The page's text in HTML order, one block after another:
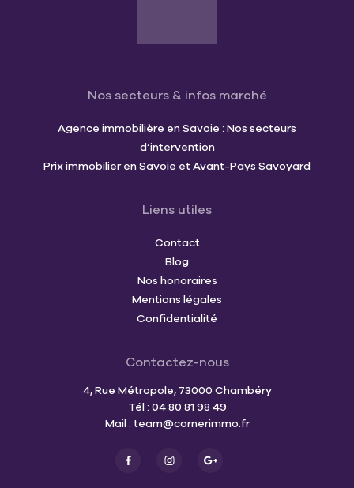
Nos secteurs & infos marché
Agence immobilière en Savoie : Nos secteurs
d’intervention
Prix immobilier en Savoie et Avant-Pays Savoyard
Liens utiles
Contact
Blog
Nos honoraires
Mentions légales
Confidentialité
Contactez-nous
4, Rue Métropole, 73000 Chambéry
Tél : 04 80 81 98 49
Mail : team@cornerimmo.fr